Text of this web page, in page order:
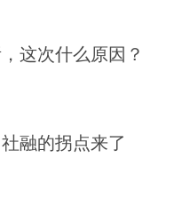
这次什么原因？
融的拐点来了